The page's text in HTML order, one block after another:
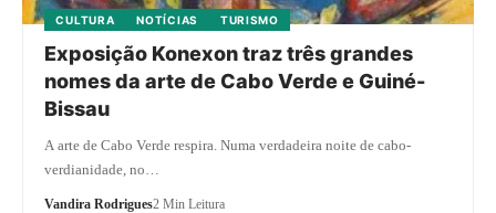
CULTURA NOTÍCIAS TURISMO
Exposição Konexon traz três grandes
nomes da arte de Cabo Verde e Guiné-
Bissau
A arte de Cabo Verde respira. Numa verdadeira noite de cabo-
verdianidade, no…
Vandira Rodrigues2 Min Leitura